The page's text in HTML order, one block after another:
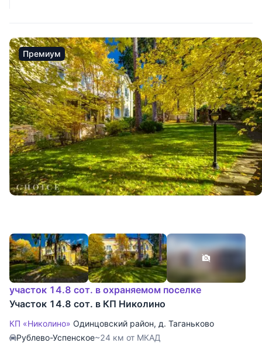
Премиум
участок 14.8 сот. в охраняемом поселке
Участок 14.8 сот. в КП Николино
КП «Николино» Одинцовский район, д. Таганьково
Рублево-Успенское~24 км от МКАД